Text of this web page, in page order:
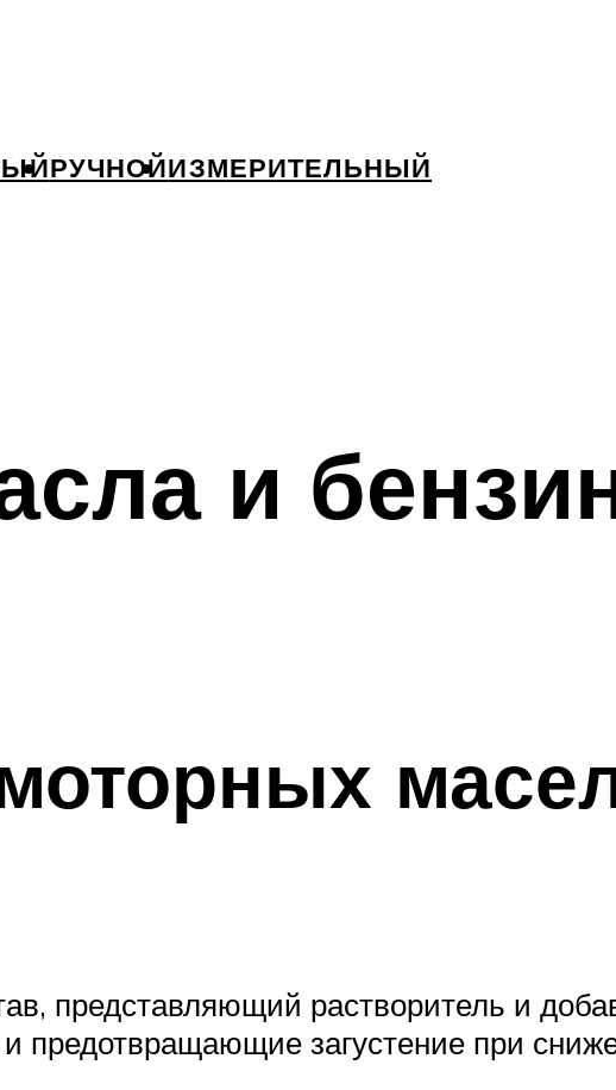
РУЧНОЙИЗМЕРИТЕЛЬНЫЙ
и
представляющий растворитель и
предотвращающие загустение при